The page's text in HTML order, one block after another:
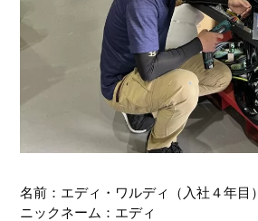
名前：エディ・ワルディ（入社４年目）
ニックネーム：エディ